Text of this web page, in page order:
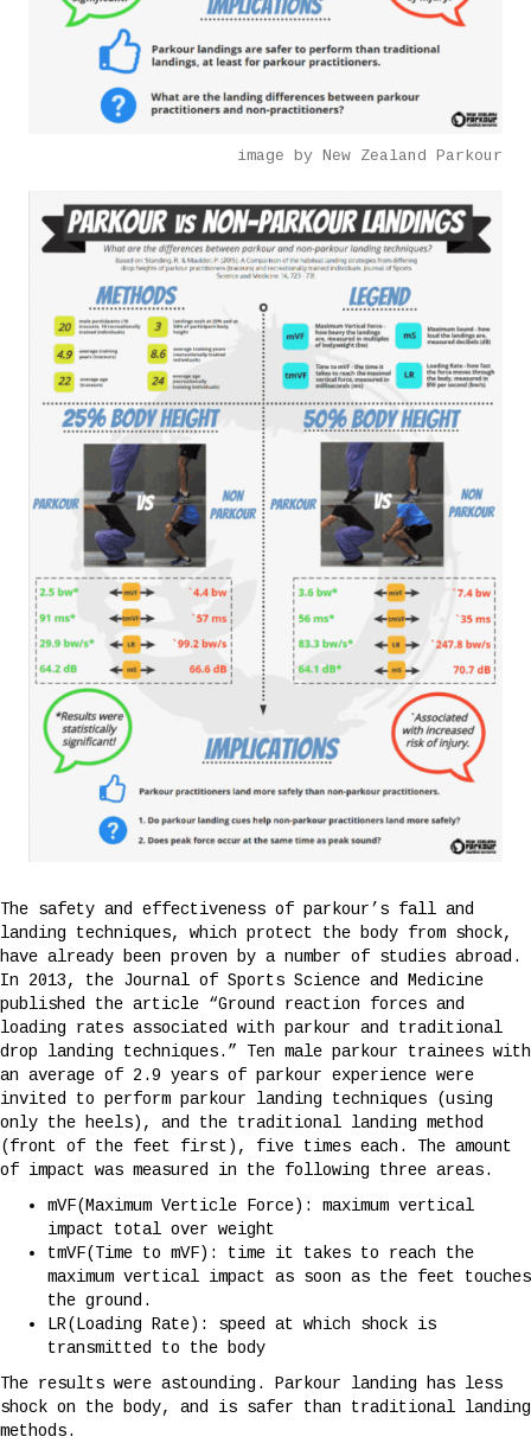
image by New Zealand Parkour
The safety and effectiveness of parkour’s fall and
landing techniques, which protect the body from shock,
have already been proven by a number of studies abroad.
In 2013, the Journal of Sports Science and Medicine
published the article “Ground reaction forces and
loading rates associated with parkour and traditional
drop landing techniques.” Ten male parkour trainees with
an average of 2.9 years of parkour experience were
invited to perform parkour landing techniques (using
only the heels), and the traditional landing method
(front of the feet first), five times each. The amount
of impact was measured in the following three areas.
mVF(Maximum Verticle Force): maximum vertical
impact total over weight
tmVF(Time to mVF): time it takes to reach the
maximum vertical impact as soon as the feet touches
the ground.
LR(Loading Rate): speed at which shock is
transmitted to the body
The results were astounding. Parkour landing has less
shock on the body, and is safer than traditional landing
methods.